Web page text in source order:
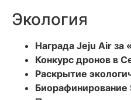
Экология
Награда Jeju Air за
Конкурс дронов в
Раскрытие
Биорафинирование